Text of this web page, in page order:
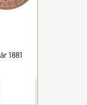
1881